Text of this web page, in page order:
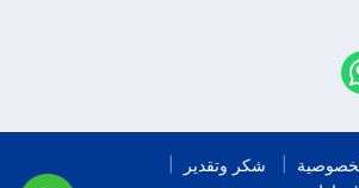
شكر وتقدير